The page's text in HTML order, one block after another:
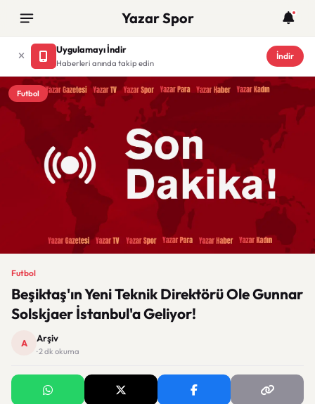
Yazar Spor
Uygulamayı İndir
Haberleri anında takip edin
İndir
Futbol
Futbol
Beşiktaş'ın Yeni Teknik Direktörü Ole Gunnar
Solskjaer İstanbul'a Geliyor!
A Arşiv
· 2 dk okuma